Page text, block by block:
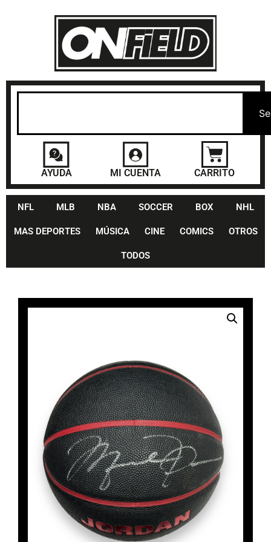
AYUDA MI CUENTA CARRITO
NFL MLB NBA SOCCER BOX NHL
MAS DEPORTES MÚSICA CINE COMICS OTROS
TODOS